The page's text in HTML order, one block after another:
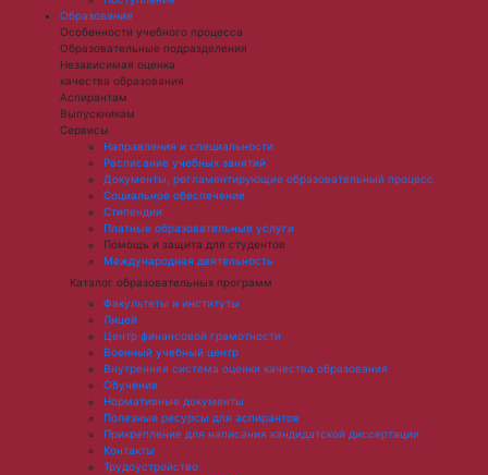
Образование
Особенности учебного процесса
Образовательные подразделения
Независимая оценка
качества образования
Аспирантам
Выпускникам
Сервисы
Направления и специальности
Расписание учебных занятий
Документы, регламентирующие образовательный процесс
Социальное обеспечение
Стипендии
Платные образовательные услуги
Помощь и защита для студентов
Международная деятельность
Каталог образовательных программ
Факультеты и институты
Лицей
Центр финансовой грамотности
Военный учебный центр
Внутренняя система оценки качества образования
Обучение
Нормативные документы
Полезные ресурсы для аспирантов
Прикрепление для написания кандидатской диссертации
Контакты
Трудоустройство